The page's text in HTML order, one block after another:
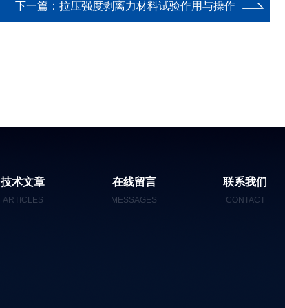
下一篇： 拉压强度剥离力材料试验作用与操作
技术文章
ARTICLES
在线留言
MESSAGES
联系我们
CONTACT